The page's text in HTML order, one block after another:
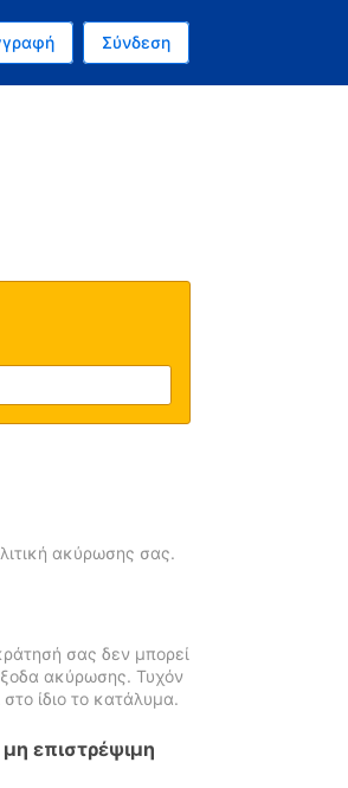
Δολάριο Η.Π.Α.
είναι τα Ελληνικά
Σύνδεση
ακύρωσης σας.
σας δεν μπορεί
ακύρωσης. Τυχόν
ίδιο το κατάλυμα.
επιστρέψιμη